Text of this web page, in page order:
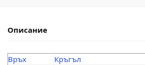
Описание
Връх
Кръгъл